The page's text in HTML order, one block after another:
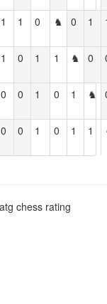
1 1 0 ♞ 0 1
1 0 1 1 ♞ 0
0 0 1 0 1 ♞
0 0 1 0 1 1
chess rating